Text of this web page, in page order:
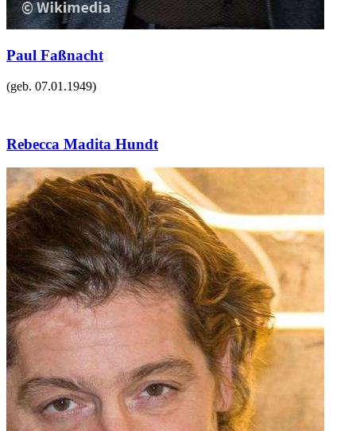
Paul Faßnacht
(geb. 07.01.1949)
Rebecca Madita Hundt